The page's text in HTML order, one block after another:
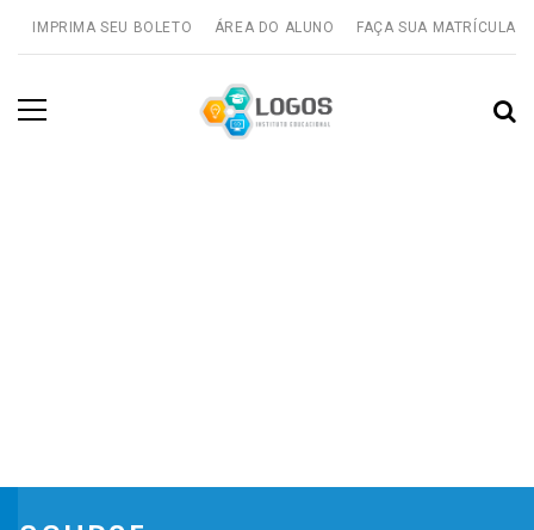
IMPRIMA SEU BOLETO ÁREA DO ALUNO FAÇA SUA MATRÍCULA